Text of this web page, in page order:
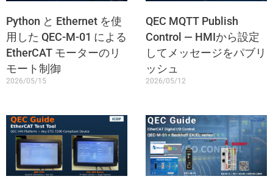
Python と Ethernet を使
用した QEC-M-01 による
EtherCAT モーターのリ
モート制御
2026/05/15
QEC MQTT Publish
Control — HMIから設定
してメッセージをパブリ
ッシュ
2026/05/12